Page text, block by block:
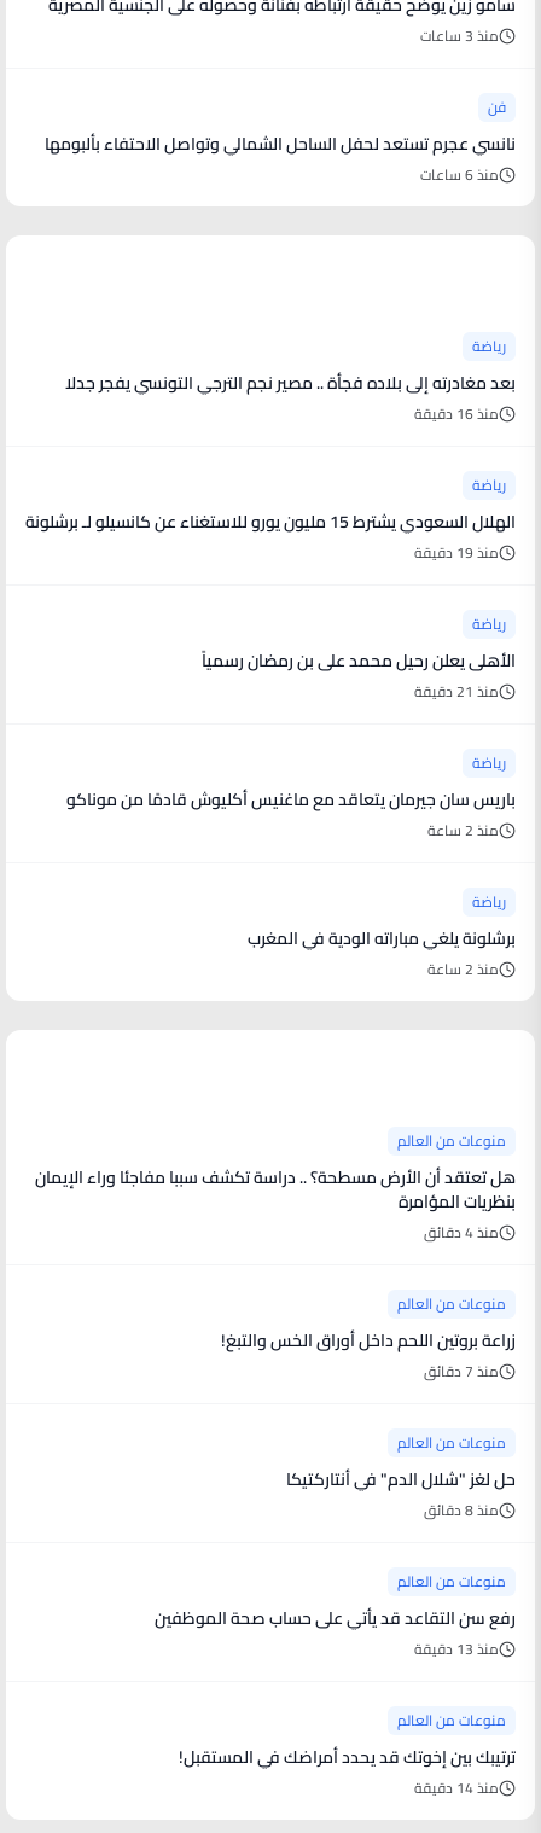
منذ 3 ساعات
فن
نانسي عجرم تستعد لحفل الساحل الشمالي وتواصل الاحتفاء بألبومها
منذ 6 ساعات
رياضة
بعد مغادرته إلى بلاده فجأة .. مصير نجم الترجي التونسي يفجر جدلا
منذ 16 دقيقة
رياضة
الهلال السعودي يشترط 15 مليون يورو للاستغناء عن كانسيلو لـ برشلونة
منذ 19 دقيقة
رياضة
الأهلى يعلن رحيل محمد على بن رمضان رسمياً
منذ 21 دقيقة
رياضة
باريس سان جيرمان يتعاقد مع ماغنيس أكليوش قادمًا من موناكو
منذ 2 ساعة
رياضة
برشلونة يلغي مباراته الودية في المغرب
منذ 2 ساعة
منوعات من العالم
هل تعتقد أن الأرض مسطحة؟ .. دراسة تكشف سببا مفاجئا وراء الإيمان
بنظريات المؤامرة
منذ 4 دقائق
منوعات من العالم
زراعة بروتين اللحم داخل أوراق الخس والتبغ!
منذ 7 دقائق
منوعات من العالم
حل لغز "شلال الدم" في أنتاركتيكا
منذ 8 دقائق
منوعات من العالم
رفع سن التقاعد قد يأتي على حساب صحة الموظفين
منذ 13 دقيقة
منوعات من العالم
ترتيبك بين إخوتك قد يحدد أمراضك في المستقبل!
منذ 14 دقيقة